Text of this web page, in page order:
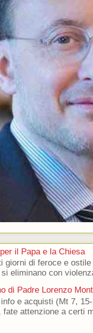
il Papa e la Chiesa
giorni di feroce e
eliminano con
di Padre Lorenzo
e acquisti (Mt 7,
fate attenzione a certi